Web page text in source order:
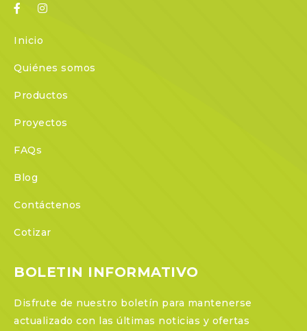
Inicio
Quiénes somos
Productos
Proyectos
FAQs
Blog
Contáctenos
Cotizar
BOLETIN INFORMATIVO
Disfrute de nuestro boletín para mantenerse
actualizado con las últimas noticias y ofertas